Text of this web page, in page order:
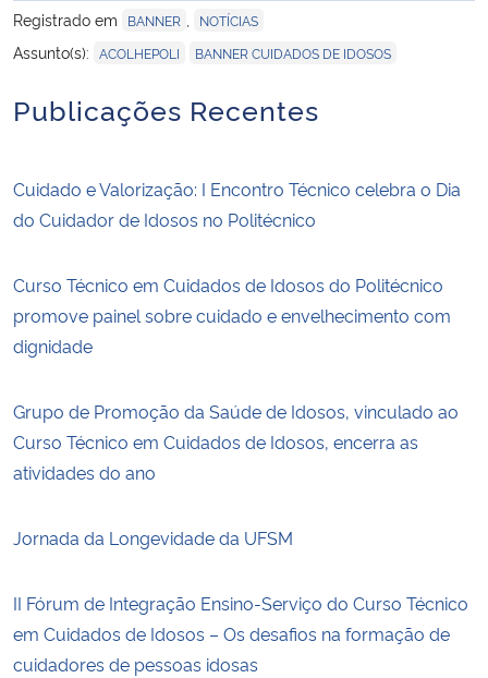
Registrado em
BANNER NOTÍCIAS
Assunto(s): ACOLHEPOLI BANNER CUIDADOS DE IDOSOS
Publicações Recentes
Cuidado e Valorização: I Encontro Técnico celebra o Dia
do Cuidador de Idosos no Politécnico
Curso Técnico em Cuidados de Idosos do Politécnico
promove painel sobre cuidado e envelhecimento com
dignidade
Grupo de Promoção da Saúde de Idosos, vinculado ao
Curso Técnico em Cuidados de Idosos, encerra as
atividades do ano
Jornada da Longevidade da UFSM
II Fórum de Integração Ensino-Serviço do Curso Técnico
em Cuidados de Idosos – Os desafios na formação de
cuidadores de pessoas idosas